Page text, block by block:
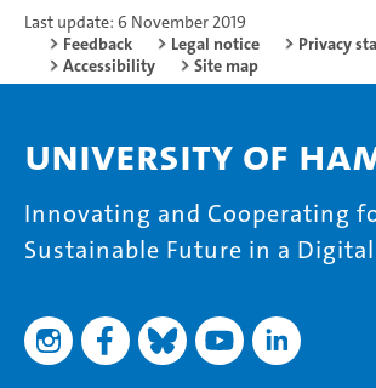
Last update: 6 November 2019
Feedback
Legal notice
Privacy
Accessibility
Site map
University of
Innovating and Cooperating
Sustainable Future in a